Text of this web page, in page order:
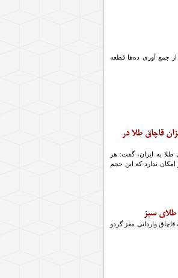
جمع آوری ده‌ها قطعه
قاچاق طلا در
جواهر با تکذیب قاچاق 80 درصدی طلا به ایران، گفت: هر
ندارد که این حجم
سبز
وارداتی مغز گردو